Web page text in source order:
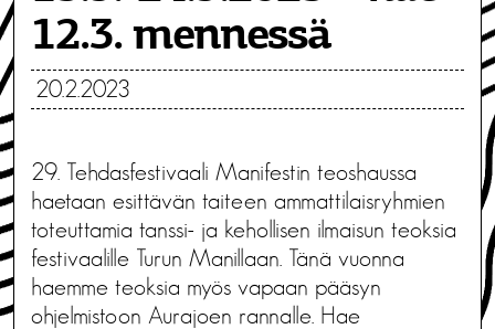
12.3. mennessä
20.2.2023
29. Tehdasfestivaali Manifestin teoshaussa
haetaan esittävän taiteen ammattilaisryhmien
toteuttamia tanssi- ja kehollisen ilmaisun teoksia
festivaalille Turun Manillaan. Tänä vuonna
haemme teoksia myös vapaan pääsyn
ohjelmistoon Aurajoen rannalle. Hae